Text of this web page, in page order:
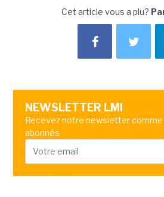
Cet article vous a plu?
NEWSLETTER LMI
Recevez notre newsletter
abonnés